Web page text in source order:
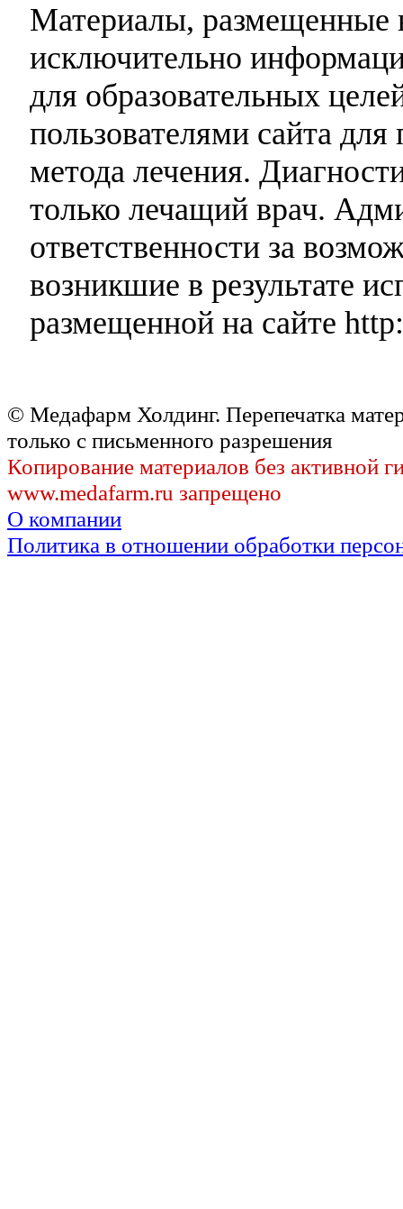
Материалы, размещенные
исключительно
для образовательных
пользователями сайта
метода лечения.
только лечащий врач.
ответственности за
возникшие в результате
размещенной на сайте
© Медафарм Холдинг. Перепечатка
только с письменного разрешения
Копирование материалов без активной
www.medafarm.ru запрещено
О компании
Политика в отношении обработки